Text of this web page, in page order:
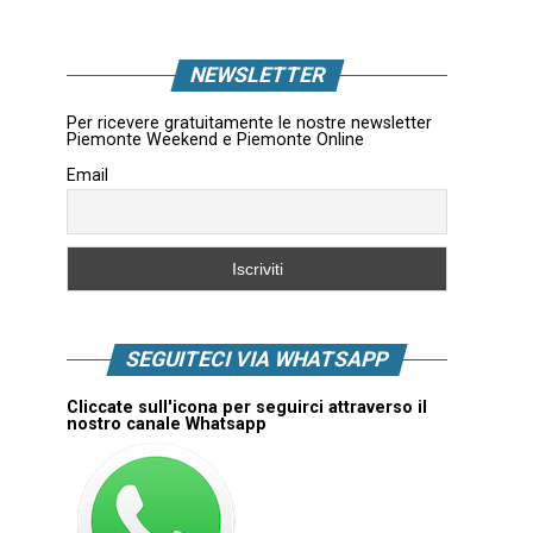
NEWSLETTER
Per ricevere gratuitamente le nostre newsletter
Piemonte Weekend e Piemonte Online
Email
SEGUITECI VIA WHATSAPP
Cliccate sull'icona per seguirci attraverso il
nostro canale Whatsapp